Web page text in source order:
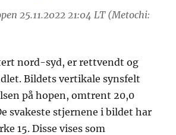
25.11.2022 21:04 LT (Metochi:
nord-syd, er rettvendt og
Bildets vertikale synsfelt
på hopen, omtrent 20,0
svakeste stjernene i bildet har
15. Disse vises som